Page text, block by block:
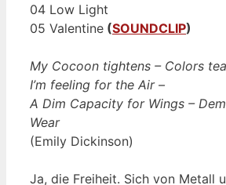
04 Low Light
05 Valentine (SOUNDCLIP)
My Cocoon tightens – Colors
I’m feeling for the Air –
A Dim Capacity for Wings –
Wear
(Emily Dickinson)
Ja, die Freiheit. Sich von Metall